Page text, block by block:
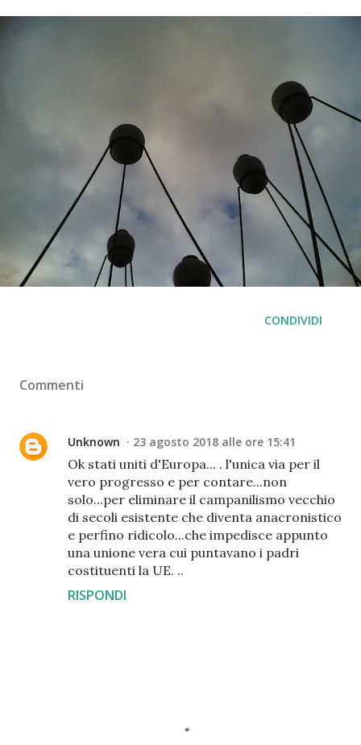
CONDIVIDI
Commenti
Unknown 23 agosto 2018 alle ore 15:41
Ok stati uniti d'Europa... . l'unica via per il
vero progresso e per contare...non
solo...per eliminare il campanilismo vecchio
di secoli esistente che diventa anacronistico
e perfino ridicolo...che impedisce appunto
una unione vera cui puntavano i padri
costituenti la UE. ..
RISPONDI